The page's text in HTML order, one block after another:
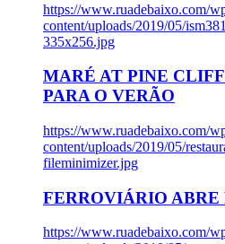
https://www.ruadebaixo.com/
content/uploads/2019/05/
335x256.jpg
MARÉ AT PINE
PARA O VERÃO
https://www.ruadebaixo.com/
content/uploads/2019/05/
fileminimizer.jpg
FERROVIÁRIO ABRE
https://www.ruadebaixo.com/